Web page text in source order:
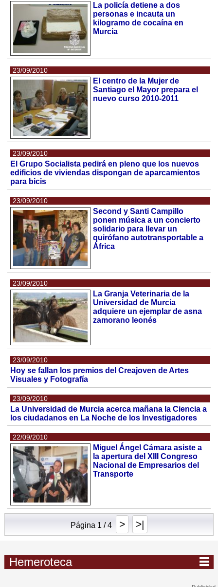
La policía detiene a dos
personas e incauta un
kilogramo de cocaína en
Murcia
23/09/2010
El centro de la Mujer de
Santiago el Mayor prepara el
nuevo curso 2010-2011
23/09/2010
El Grupo Socialista pedirá en pleno que los nuevos
edificios de viviendas dispongan de aparcamientos
para bicis
23/09/2010
Second y Santi Campillo
ponen música a un concierto
solidario para llevar un
quirófano autotransportable a
África
23/09/2010
La Granja Veterinaria de la
Universidad de Murcia
adquiere un ejemplar de asna
zamorano leonés
23/09/2010
Hoy se fallan los premios del Creajoven de Artes
Visuales y Fotografía
23/09/2010
La Universidad de Murcia acerca mañana la Ciencia a
los ciudadanos en La Noche de los Investigadores
22/09/2010
Miguel Ángel Cámara asiste a
la apertura del XIII Congreso
Nacional de Empresarios del
Transporte
Página 1 / 4 > >|
Hemeroteca